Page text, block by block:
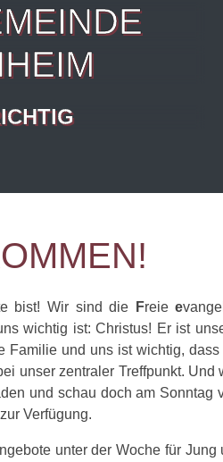
bist! Wir sind die Freie e
wichtig ist: Christus! Er ist
Familie und uns ist wichtig,
unser zentraler Treffpunkt.
und schau doch am
Verfügung.
unter der Woche für